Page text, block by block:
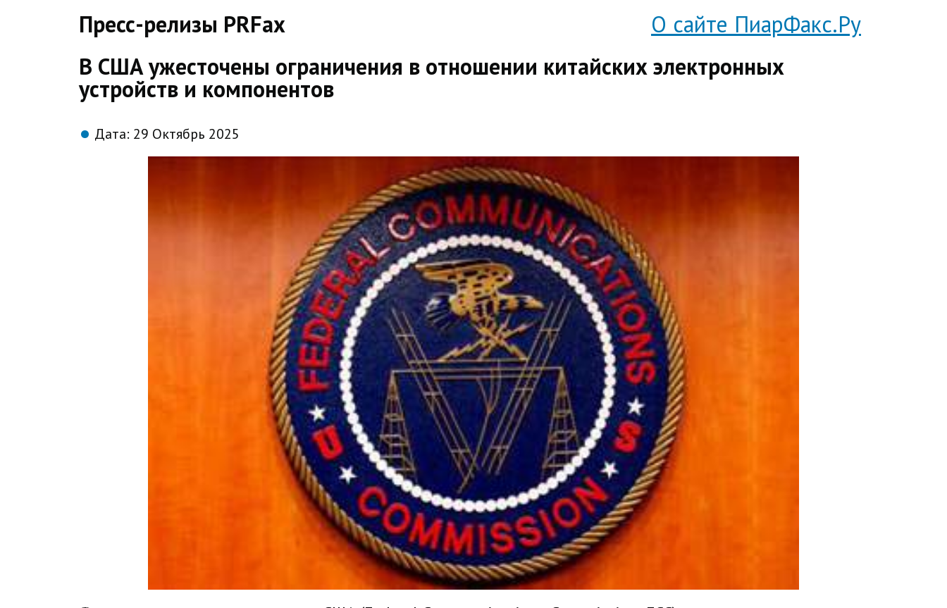
Пресс-релизы PRFax
О сайте ПиарФакс.Ру
В США ужесточены ограничения в отношении китайских электронных
устройств и компонентов
Дата: 29 Октябрь 2025